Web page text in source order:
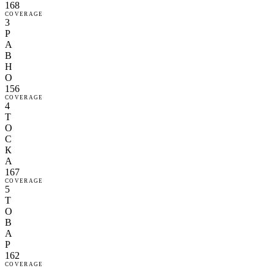
168
COVERAGE
3
Р
А
В
Н
О
156
COVERAGE
4
Т
О
С
К
А
167
COVERAGE
5
Т
О
В
А
Р
162
COVERAGE